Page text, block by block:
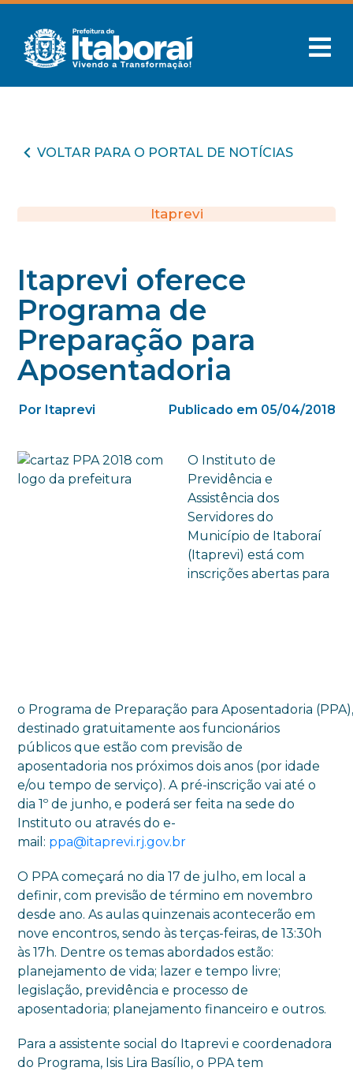
VOLTAR PARA O PORTAL DE NOTÍCIAS
Itaprevi
Itaprevi oferece
Programa de
Preparação para
Aposentadoria
Por Itaprevi Publicado em 05/04/2018
O Instituto de
Previdência e
Assistência dos
Servidores do
Município de Itaboraí
(Itaprevi) está com
inscrições abertas para
o Programa de Preparação para Aposentadoria
destinado gratuitamente aos funcionários
públicos que estão com previsão de
aposentadoria nos próximos dois anos (por idade
e/ou tempo de serviço). A pré-inscrição vai até o
dia 1º de junho, e poderá ser feita na sede do
Instituto ou através do e-
mail: ppa@itaprevi.rj.gov.br
O PPA começará no dia 17 de julho, em local a
definir, com previsão de término em novembro
desde ano. As aulas quinzenais acontecerão em
nove encontros, sendo às terças-feiras, de 13:30h
às 17h. Dentre os temas abordados estão:
planejamento de vida; lazer e tempo livre;
legislação, previdência e processo de
aposentadoria; planejamento financeiro e outros.
Para a assistente social do Itaprevi e coordenadora
do Programa, Isis Lira Basílio, o PPA tem